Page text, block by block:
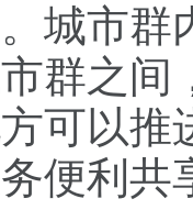
城市群
群之间
可以
便利共